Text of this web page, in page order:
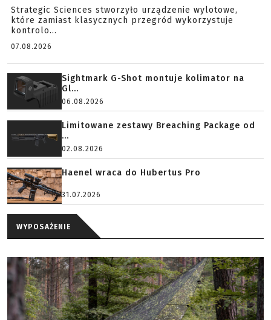
Strategic Sciences stworzyło urządzenie wylotowe,
które zamiast klasycznych przegród wykorzystuje
kontrolo...
07.08.2026
Sightmark G-Shot montuje kolimator na
Gl...
06.08.2026
Limitowane zestawy Breaching Package od
...
02.08.2026
Haenel wraca do Hubertus Pro
31.07.2026
WYPOSAŻENIE